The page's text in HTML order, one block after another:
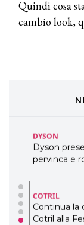
Quindi cosa
cambio look,
DAVINES
Davines
DYSON
Dyson
pervinca e
COTRIL
Continua la
Cotril alla